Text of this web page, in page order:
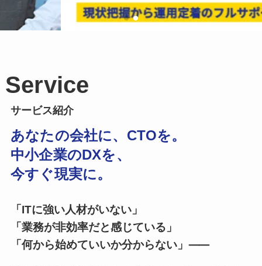
Service
サービス紹介
あなたの会社に、CTOを。
中小企業のDXを、
今すぐ現実に。
「ITに強い人材がいない」
「業務が非効率だと感じている」
「何から始めていいか分からない」⸺